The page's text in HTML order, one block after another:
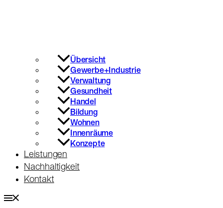
Übersicht
Gewerbe+Industrie
Verwaltung
Gesundheit
Handel
Bildung
Wohnen
Innenräume
Konzepte
Leistungen
Nachhaltigkeit
Kontakt